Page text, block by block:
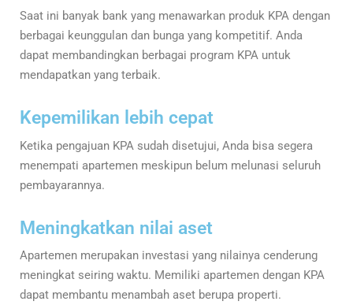
Saat ini banyak bank yang menawarkan produk KPA dengan
berbagai keunggulan dan bunga yang kompetitif. Anda
dapat membandingkan berbagai program KPA untuk
mendapatkan yang terbaik.
Kepemilikan lebih cepat
Ketika pengajuan KPA sudah disetujui, Anda bisa segera
menempati apartemen meskipun belum melunasi seluruh
pembayarannya.
Meningkatkan nilai aset
Apartemen merupakan investasi yang nilainya cenderung
meningkat seiring waktu. Memiliki apartemen dengan KPA
dapat membantu menambah aset berupa properti.